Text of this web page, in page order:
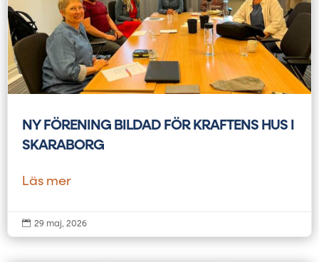
NY FÖRENING BILDAD FÖR KRAFTENS HUS I
SKARABORG
Läs mer
 29 maj, 2026